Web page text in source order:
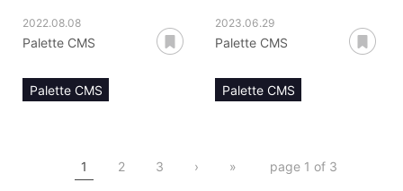
2022.08.08
Palette CMS
あとで読む
Palette CMS
2023.06.29
Palette CMS
Palette CMS
1
2 3 › » page 1 of 3